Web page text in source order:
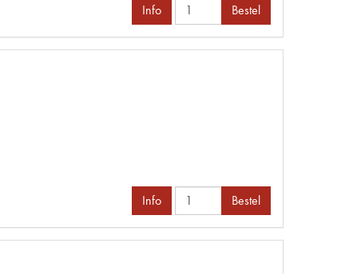
Info
Bestel
Info
Bestel